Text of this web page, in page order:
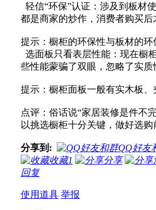
轻信“环保”认证：涉及到板材
都是商家的炒作，消费者购买后
提示：橱柜的环保性与板材的
选面板只看表层性能：现在橱
些性能蒙骗了双眼，忽略了实质
提示：橱柜面板一般有实木板
点评：俗话说“家居装修是件不
以挑选橱柜十分关键，做好选
分享到: QQ好友
收藏1 分享
回复
使用道具 举报